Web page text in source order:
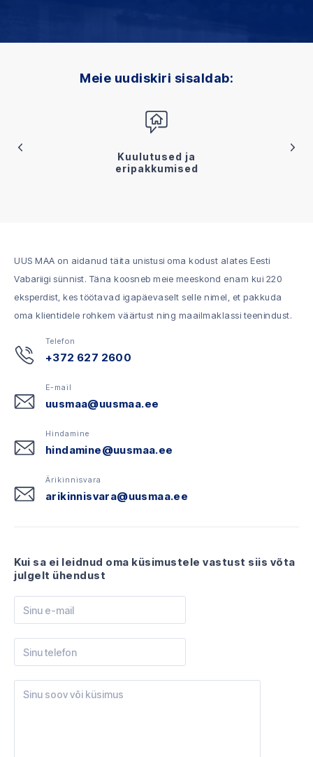
Meie uudiskiri sisaldab:
Kuulutused ja
eripakkumised
UUS MAA on aidanud täita unistusi oma kodust alates Eesti
Vabariigi sünnist. Täna koosneb meie meeskond enam kui 220
eksperdist, kes töötavad igapäevaselt selle nimel, et pakkuda
oma klientidele rohkem väärtust ning maailmaklassi teenindust.
Telefon
+372 627 2600
E-mail
uusmaa@uusmaa.ee
Hindamine
hindamine@uusmaa.ee
Ärikinnisvara
arikinnisvara@uusmaa.ee
Kui sa ei leidnud oma küsimustele vastust siis võta
julgelt ühendust